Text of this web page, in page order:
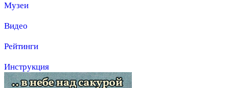
Музеи
Видео
Рейтинги
Инструкция